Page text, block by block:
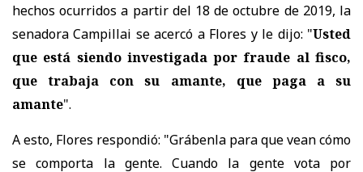
hechos ocurridos a partir del 18 de octubre de 2019, la
senadora Campillai se acercó a Flores y le dijo: "Usted
que está siendo investigada por fraude al fisco,
que trabaja con su amante, que paga a su
amante".
A esto, Flores respondió: "Grábenla para que vean cómo
se comporta la gente. Cuando la gente vota por